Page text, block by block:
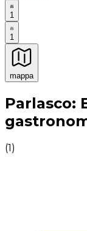
1
1
mappa
Esperienze
Parlasco:
(1)